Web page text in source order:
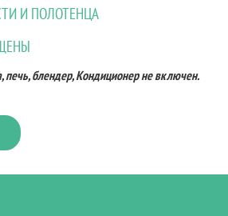
И ПОЛОТЕНЦА
печь, блендер, Кондиционер не включен.